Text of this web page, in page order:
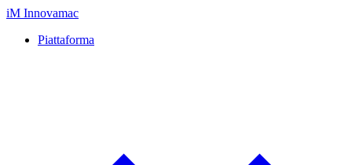
iM Innovamac
Piattaforma